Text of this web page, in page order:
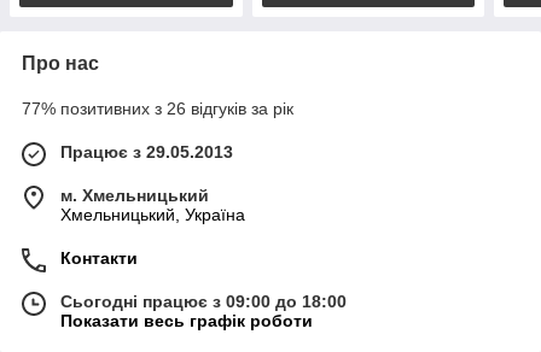
Про нас
77% позитивних з 26 відгуків за рік
Працює з 29.05.2013
м. Хмельницький
Хмельницький, Україна
Контакти
Сьогодні працює з 09:00 до 18:00
Показати весь графік роботи